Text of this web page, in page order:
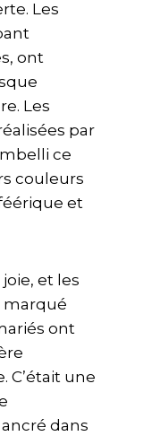
Les
ont
Les
par
ce
couleurs
et
et les
marqué
ont
C’était une
dans